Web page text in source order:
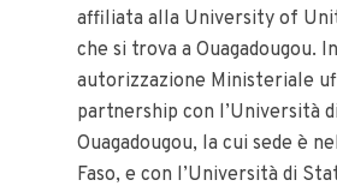
affiliata alla University of
che si trova a Ouagadougou.
autorizzazione Ministeriale
partnership con l’Università
Ouagadougou, la cui sede è
Faso, e con l’Università di